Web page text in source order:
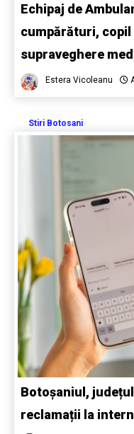
Echipaj de
cumpărături,
supraveghere
Estera Vicoleanu
Stiri Botosani
Botoșaniul,
reclamații la